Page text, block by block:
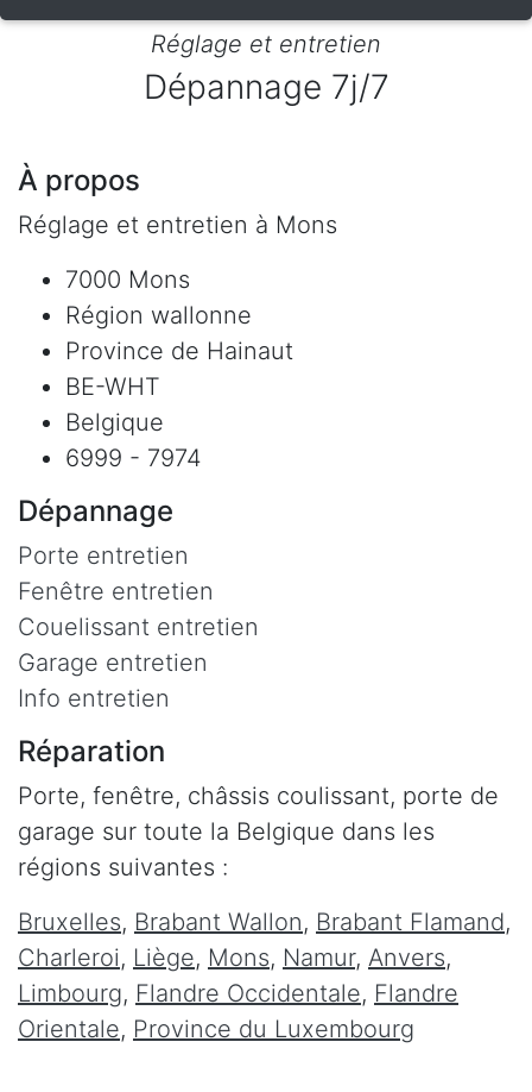
Réglage et entretien
Dépannage 7j/7
À propos
Réglage et entretien à Mons
7000 Mons
Région wallonne
Province de Hainaut
BE-WHT
Belgique
6999 - 7974
Dépannage
Porte entretien
Fenêtre entretien
Couelissant entretien
Garage entretien
Info entretien
Réparation
Porte, fenêtre, châssis coulissant, porte de
garage sur toute la Belgique dans les
régions suivantes :
Bruxelles, Brabant Wallon, Brabant Flamand,
Charleroi, Liège, Mons, Namur, Anvers,
Limbourg, Flandre Occidentale, Flandre
Orientale, Province du Luxembourg